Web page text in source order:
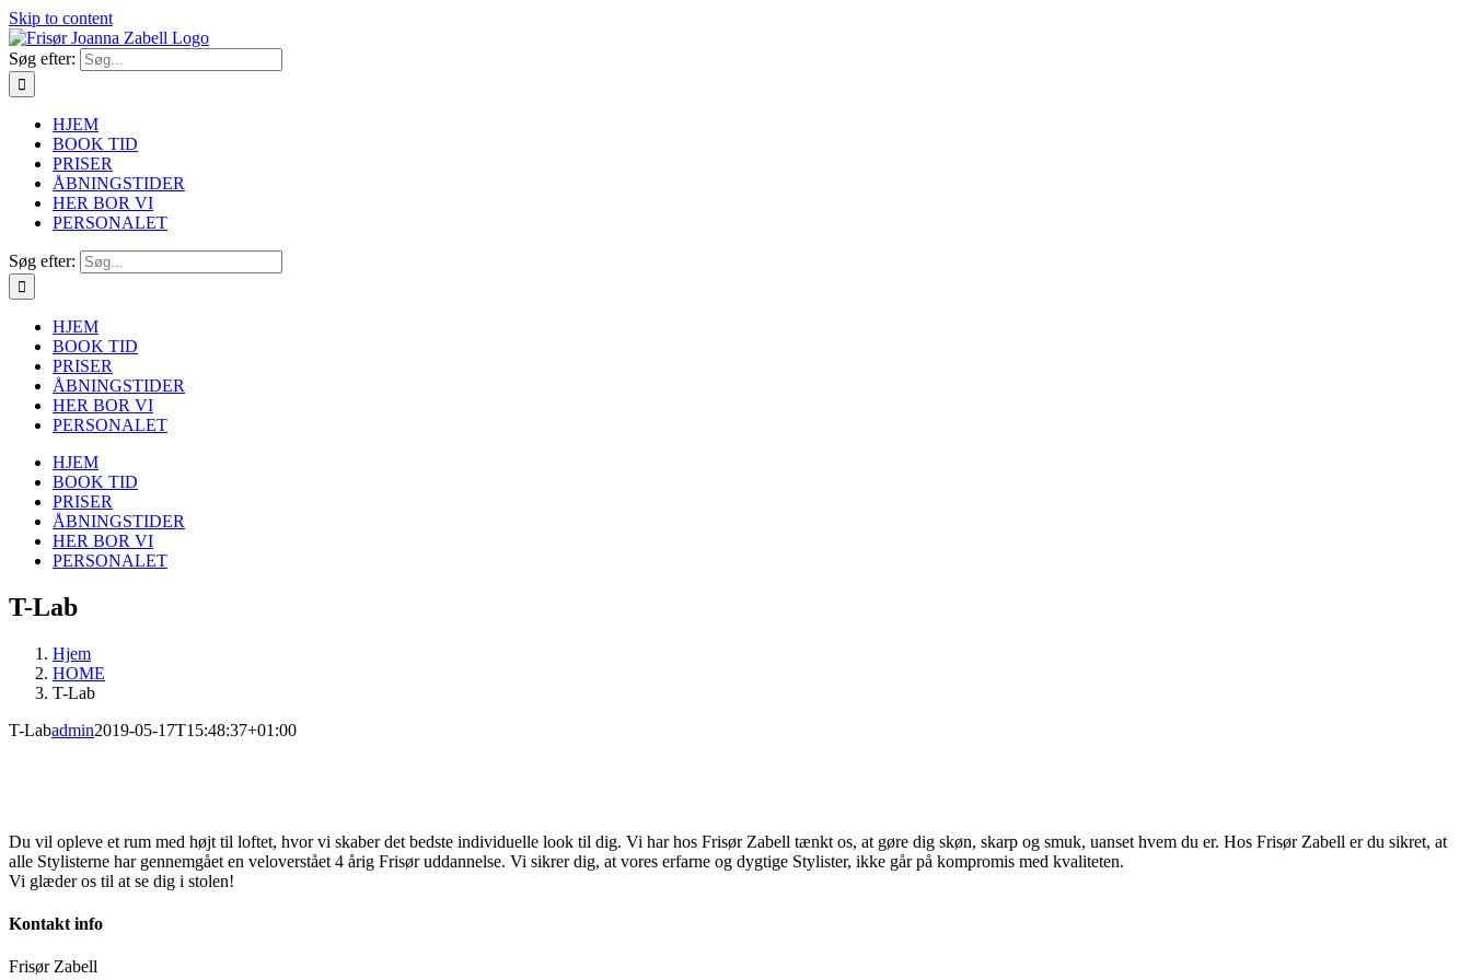
Skip to content
Søg efter:
HJEM
BOOK TID
PRISER
ÅBNINGSTIDER
HER BOR VI
PERSONALET
Søg efter:
HJEM
BOOK TID
PRISER
ÅBNINGSTIDER
HER BOR VI
PERSONALET
HJEM
BOOK TID
PRISER
ÅBNINGSTIDER
HER BOR VI
PERSONALET
T-Lab
Hjem
HOME
T-Lab
T-Labadmin2019-05-17T15:48:37+01:00
Du vil opleve et rum med højt til loftet, hvor vi skaber det bedste individuelle look til dig. Vi har hos Frisør Zabell tænkt os, at gøre dig skøn, skarp og smuk, uanset hvem du er. Hos Frisør Zabell er du sikret, at
alle Stylisterne har gennemgået en veloverstået 4 årig Frisør uddannelse. Vi sikrer dig, at vores erfarne og dygtige Stylister, ikke går på kompromis med kvaliteten.
Vi glæder os til at se dig i stolen!
Kontakt info
Frisør Zabell